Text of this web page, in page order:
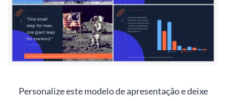
Personalize este modelo de apresentação e deixe